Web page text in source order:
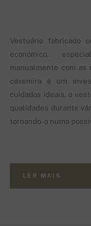
Vestuário fabricado
económico,
manualmente com as
caxemira é um
cuidados ideais, o
qualidades durante
tornando-o numa
LER MAIS